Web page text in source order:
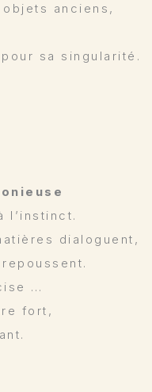
anciens,
sa singularité.
l’instinct.
dialoguent,
…
fort,